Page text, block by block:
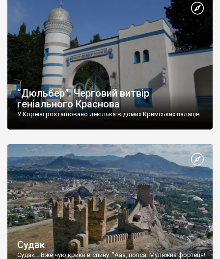
“Дюльбер”. Черговий витвір
геніального Краснова
У Кореїзі розташовано декілька відомих Кримських палаців.
Судак
Судак... Вже чую крики в спину: "Ааа, попса! Муляжна фортеця!